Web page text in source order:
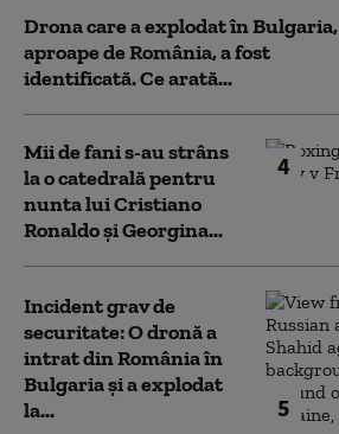
Drona care a explodat în Bulgaria,
aproape de România, a fost
identificată. Ce arată...
4
Mii de fani s-au strâns
la o catedrală pentru
nunta lui Cristiano
Ronaldo şi Georgina...
5
Incident grav de
securitate: O dronă a
intrat din România în
Bulgaria şi a explodat
la...